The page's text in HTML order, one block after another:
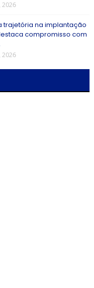
2026
trajetória na implantação
compromisso com
2026